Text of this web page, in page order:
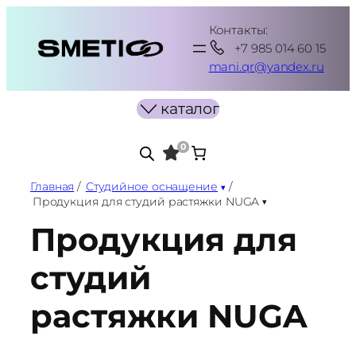
содержимому
Контакты:
+7 985 014 60 15
mani.qr@yandex.ru
каталог
0
Главная / Студийное оснащение
/
Продукция для студий растяжки NUGA
Продукция для
студий
растяжки NUGA